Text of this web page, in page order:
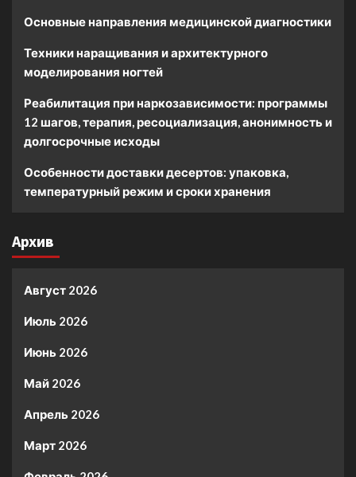
Основные направления медицинской диагностики
Техники наращивания и архитектурного
моделирования ногтей
Реабилитация при наркозависимости: программы
12 шагов, терапия, ресоциализация, анонимность и
долгосрочные исходы
Особенности доставки десертов: упаковка,
температурный режим и сроки хранения
Архив
Август 2026
Июль 2026
Июнь 2026
Май 2026
Апрель 2026
Март 2026